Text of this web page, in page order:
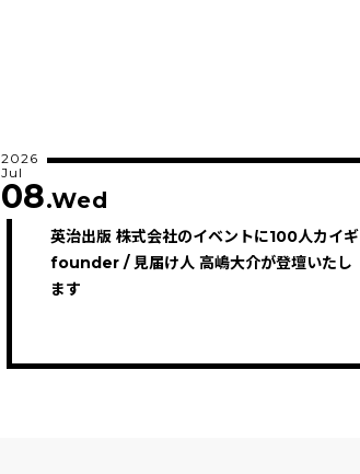
英治出版 株式会社のイベントに100人カイギ
founder / 見届け人 高嶋大介が登壇いたし
ます
2026
Jul
08.Wed